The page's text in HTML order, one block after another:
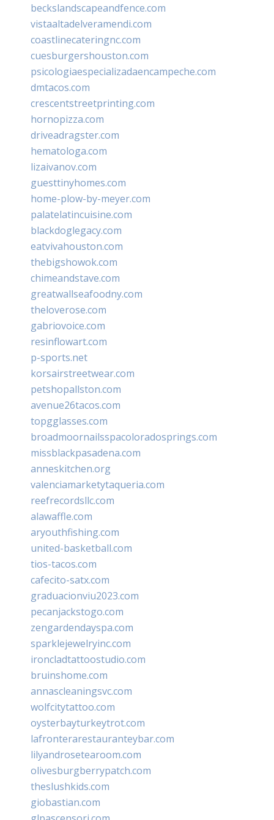
beckslandscapeandfence.com
vistaaltadelveramendi.com
coastlinecateringnc.com
cuesburgershouston.com
psicologiaespecializadaencampeche.com
dmtacos.com
crescentstreetprinting.com
hornopizza.com
driveadragster.com
hematologa.com
lizaivanov.com
guesttinyhomes.com
home-plow-by-meyer.com
palatelatincuisine.com
blackdoglegacy.com
eatvivahouston.com
thebigshowok.com
chimeandstave.com
greatwallseafoodny.com
theloverose.com
gabriovoice.com
resinflowart.com
p-sports.net
korsairstreetwear.com
petshopallston.com
avenue26tacos.com
topgglasses.com
broadmoornailsspacoloradosprings.com
missblackpasadena.com
anneskitchen.org
valenciamarketytaqueria.com
reefrecordsllc.com
alawaffle.com
aryouthfishing.com
united-basketball.com
tios-tacos.com
cafecito-satx.com
graduacionviu2023.com
pecanjackstogo.com
zengardendayspa.com
sparklejewelryinc.com
ironcladtattoostudio.com
bruinshome.com
annascleaningsvc.com
wolfcitytattoo.com
oysterbayturkeytrot.com
lafronterarestauranteybar.com
lilyandrosetearoom.com
olivesburgberrypatch.com
theslushkids.com
giobastian.com